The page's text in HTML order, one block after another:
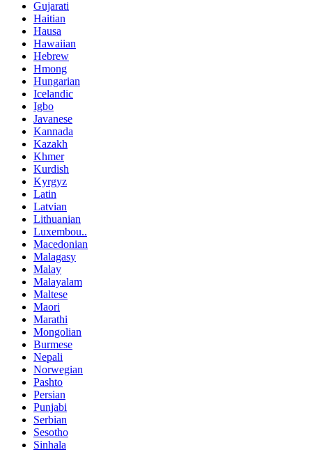
Gujarati
Haitian
Hausa
Hawaiian
Hebrew
Hmong
Hungarian
Icelandic
Igbo
Javanese
Kannada
Kazakh
Khmer
Kurdish
Kyrgyz
Latin
Latvian
Lithuanian
Luxembou..
Macedonian
Malagasy
Malay
Malayalam
Maltese
Maori
Marathi
Mongolian
Burmese
Nepali
Norwegian
Pashto
Persian
Punjabi
Serbian
Sesotho
Sinhala